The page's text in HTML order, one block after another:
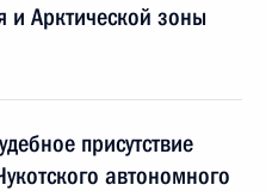
и Арктической зоны
присутствие
автономного